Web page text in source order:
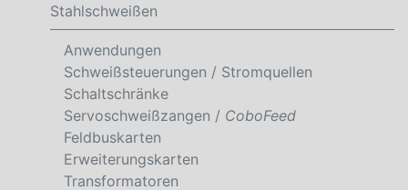
Stahlschweißen
Anwendungen
Schweißsteuerungen / Stromquellen
Schaltschränke
Servoschweißzangen / CoboFeed
Feldbuskarten
Erweiterungskarten
Transformatoren